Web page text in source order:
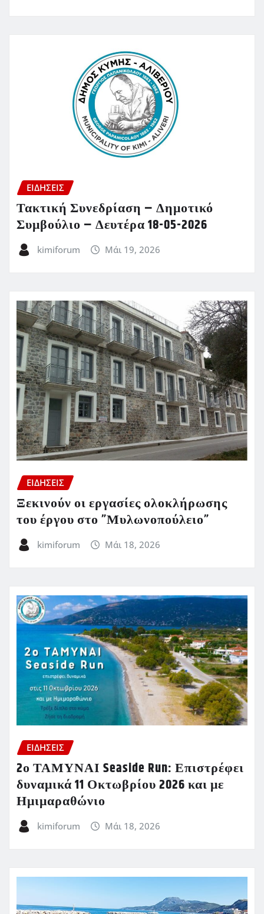
ΕΙΔΗΣΕΙΣ
Τακτική Συνεδρίαση – Δημοτικό
Συμβούλιο – Δευτέρα 18-05-2026
kimiforum Μάι 19, 2026
ΕΙΔΗΣΕΙΣ
Ξεκινούν οι εργασίες ολοκλήρωσης
του έργου στο ”Μυλωνοπούλειο”
kimiforum Μάι 18, 2026
ΕΙΔΗΣΕΙΣ
2ο ΤΑΜΥΝΑΙ Seaside Run: Επιστρέφει
δυναμικά 11 Οκτωβρίου 2026 και με
Ημιμαραθώνιο
kimiforum Μάι 18, 2026